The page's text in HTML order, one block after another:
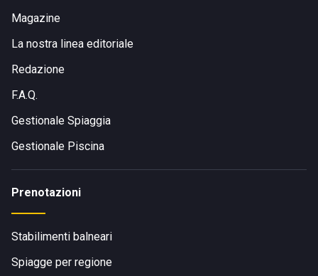
Magazine
La nostra linea editoriale
Redazione
F.A.Q.
Gestionale Spiaggia
Gestionale Piscina
Prenotazioni
Stabilimenti balneari
Spiagge per regione